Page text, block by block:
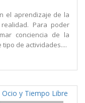
el aprendizaje de la
Para poder
conciencia de la
de actividades....